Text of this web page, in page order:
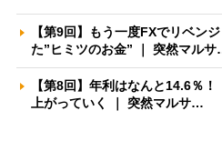
【第9回】もう一度FXでリベン
た”ヒミツのお金” ｜ 突然マル
【第8回】年利はなんと14.6％
上がっていく ｜ 突然マルサ…